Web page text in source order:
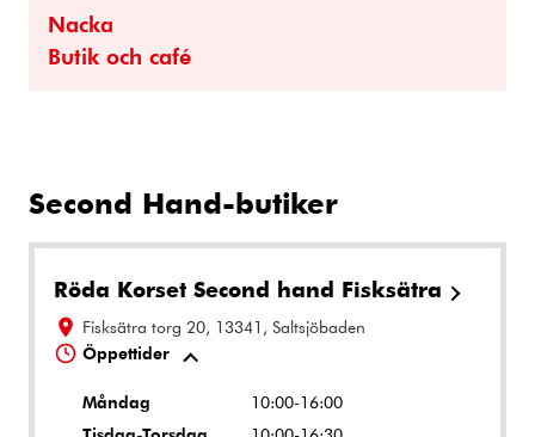
Nacka
Butik och café
Second Hand-butiker
Röda Korset Second hand Fisksätra
Fisksätra torg 20, 13341, Saltsjöbaden
Öppettider
Måndag
10:00-16:00